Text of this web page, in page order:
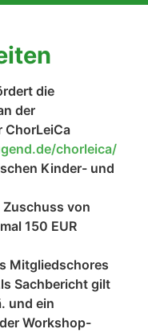
die
der
ChorLeiCa
chorleica/
Kinder- und
von
150 EUR
Mitgliedschores
Sachbericht gilt
und ein
Workshop-